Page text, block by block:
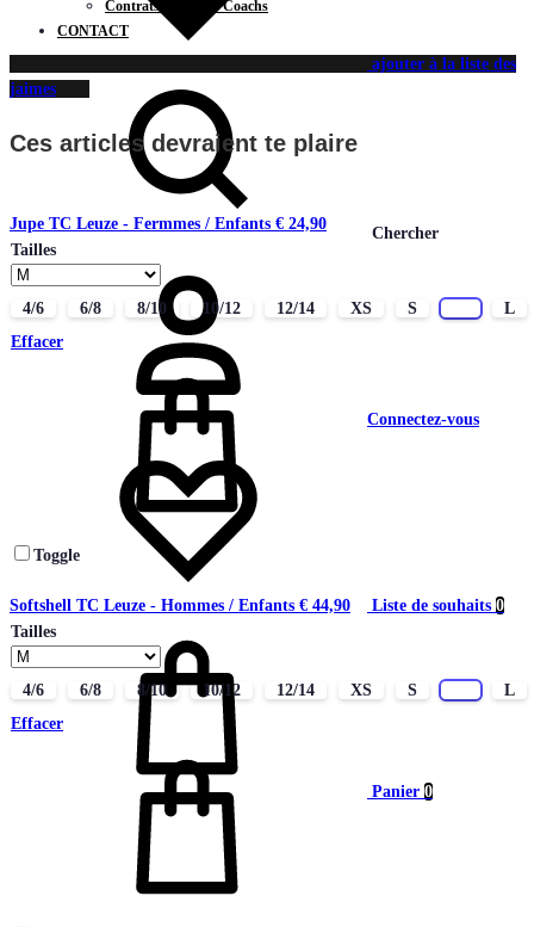
Contrats Joueurs / Coachs
CONTACT
Chercher
Connectez-vous
Liste de souhaits 0
Panier 0
ajouter à la liste des
jaimes
Ces articles devraient te plaire
Jupe TC Leuze - Fermmes / Enfants € 24,90
Tailles
4/6 6/8 8/10 10/12 12/14 XS S
L
Effacer
Toggle
Softshell TC Leuze - Hommes / Enfants € 44,90
Tailles
4/6 6/8 8/10 10/12 12/14 XS S
L
Effacer